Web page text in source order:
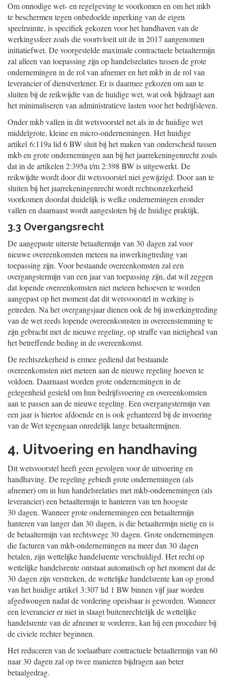
Om onnodige wet- en regelgeving te voorkomen en om het mkb
te beschermen tegen onbedoelde inperking van de eigen
speelruimte, is specifiek gekozen voor het handhaven van de
werkingssfeer zoals die voortvloeit uit de in 2017 aangenomen
initiatiefwet. De voorgestelde maximale contractuele betaaltermijn
zal alleen van toepassing zijn op handelsrelaties tussen de grote
ondernemingen in de rol van afnemer en het mkb in de rol van
leverancier of dienstverlener. Er is daarmee gekozen om aan te
sluiten bij de reikwijdte van de huidige wet, wat ook bijdraagt aan
het minimaliseren van administratieve lasten voor het bedrijfsleven.
Onder mkb vallen in dit wetsvoorstel net als in de huidige wet
middelgrote, kleine en micro-ondernemingen. Het huidige
artikel 6:119a lid 6 BW sluit bij het maken van onderscheid tussen
mkb en grote ondernemingen aan bij het jaarrekeningenrecht zoals
dat in de artikelen 2:395a t/m 2:398 BW is uitgewerkt. De
reikwijdte wordt door dit wetsvoorstel niet gewijzigd. Door aan te
sluiten bij het jaarrekeningenrecht wordt rechtsonzekerheid
voorkomen doordat duidelijk is welke ondernemingen eronder
vallen en daarnaast wordt aangesloten bij de huidige praktijk.
3.3 Overgangsrecht
De aangepaste uiterste betaaltermijn van 30 dagen zal voor
nieuwe overeenkomsten meteen na inwerkingtreding van
toepassing zijn. Voor bestaande overeenkomsten zal een
overgangstermijn van een jaar van toepassing zijn, dat wil zeggen
dat lopende overeenkomsten niet meteen behoeven te worden
aangepast op het moment dat dit wetsvoorstel in werking is
getreden. Na het overgangsjaar dienen ook de bij inwerkingtreding
van de wet reeds lopende overeenkomsten in overeenstemming te
zijn gebracht met de nieuwe regeling, op straffe van nietigheid van
het betreffende beding in de overeenkomst.
De rechtszekerheid is ermee gediend dat bestaande
overeenkomsten niet meteen aan de nieuwe regeling hoeven te
voldoen. Daarnaast worden grote ondernemingen in de
gelegenheid gesteld om hun bedrijfsvoering en overeenkomsten
aan te passen aan de nieuwe regeling. Een overgangstermijn van
een jaar is hiertoe afdoende en is ook gehanteerd bij de invoering
van de Wet tegengaan onredelijk lange betaaltermijnen.
4. Uitvoering en handhaving
Dit wetsvoorstel heeft geen gevolgen voor de uitvoering en
handhaving. De regeling gebiedt grote ondernemingen (als
afnemer) om in hun handelsrelaties met mkb-ondernemingen (als
leverancier) een betaaltermijn te hanteren van ten hoogste
30 dagen. Wanneer grote ondernemingen een betaaltermijn
hanteren van langer dan 30 dagen, is die betaaltermijn nietig en is
de betaaltermijn van rechtswege 30 dagen. Grote ondernemingen
die facturen van mkb-ondernemingen na meer dan 30 dagen
betalen, zijn wettelijke handelsrente verschuldigd. Het recht op
wettelijke handelsrente ontstaat automatisch op het moment dat de
30 dagen zijn verstreken, de wettelijke handelsrente kan op grond
van het huidige artikel 3:307 lid 1 BW binnen vijf jaar worden
afgedwongen nadat de vordering opeisbaar is geworden. Wanneer
een leverancier er niet in slaagt buitenrechtelijk de wettelijke
handelsrente van de afnemer te vorderen, kan hij een procedure bij
de civiele rechter beginnen.
Het reduceren van de toelaatbare contractuele betaaltermijn van 60
naar 30 dagen zal op twee manieren bijdragen aan beter
betaalgedrag.